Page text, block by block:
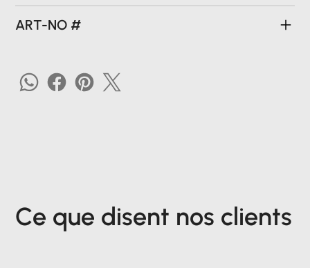
ART-NO #
Ce que disent nos clients